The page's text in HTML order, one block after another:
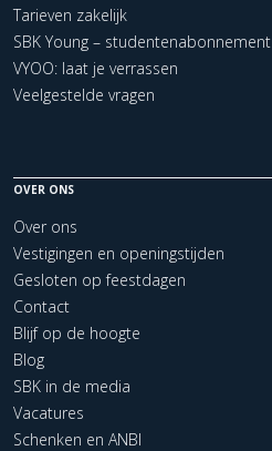
Tarieven zakelijk
SBK Young – studentenabonnement
VYOO: laat je verrassen
Veelgestelde vragen
OVER ONS
Over ons
Vestigingen en openingstijden
Gesloten op feestdagen
Contact
Blijf op de hoogte
Blog
SBK in de media
Vacatures
Schenken en ANBI